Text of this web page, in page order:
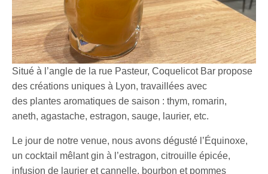
Situé à l’angle de la rue Pasteur, Coquelicot Bar propose
des créations uniques à Lyon, travaillées avec
des plantes aromatiques de saison : thym, romarin,
aneth, agastache, estragon, sauge, laurier, etc.
Le jour de notre venue, nous avons dégusté l’Équinoxe,
un cocktail mêlant gin à l’estragon, citrouille épicée,
infusion de laurier et cannelle, bourbon et pommes